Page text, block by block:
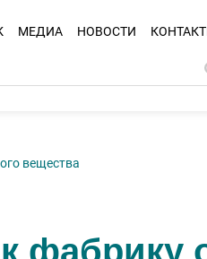
МЕДИА НОВОСТИ
вещества
фабрику